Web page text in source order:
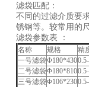
滤袋匹配：
不同的过滤介质要
锈钢等。较常用的
滤袋参数表 ：
名称 规格
精
一号滤袋Φ180*430
二号滤袋Φ180*810
三号滤袋Φ106*230